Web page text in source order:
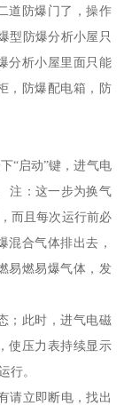
道防爆门了，操作
型防爆分析小屋只
分析小屋里面只能
，防爆配电箱，防
“启动”键，进气电
注：这一步为换气
而且每次运行前必
混合气体排出去，
易燃易爆气体，发
；此时，进气电磁
使压力表持续显示
行。
请立即断电，找出